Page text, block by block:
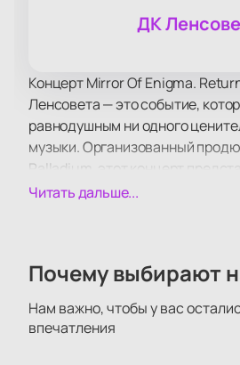
ДК
Концерт Mirror Of Enigma.
Ленсовета — это событие,
равнодушным ни одного
музыки. Организованный
Palladium, этот концерт
уникальное сочетание
Программа Return to Innocence
флейт, рожков и дудок. Эти
удивительные звуковые
Читать дальше...
Почему выбирают
Нам важно, чтобы у вас
впечатления